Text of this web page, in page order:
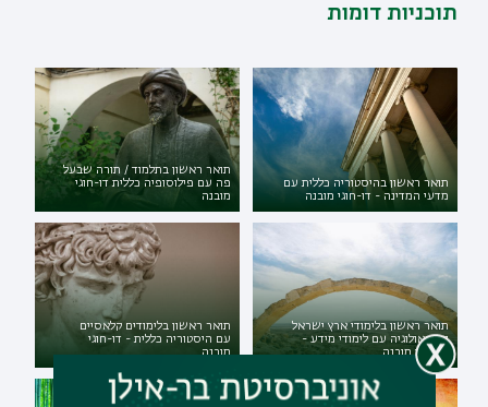
תוכניות דומות
תואר ראשון בהיסטוריה כללית עם
מדעי המדינה - דו-חוגי מובנה
תואר ראשון בתלמוד / תורה שבעל
פה עם פילוסופיה כללית דו-חוגי
מובנה
תואר ראשון בלימודי ארץ ישראל
וארכאולוגיה עם לימודי מידע -
דו-חוגי מובנה
תואר ראשון בלימודים קלאסיים
עם היסטוריה כללית - דו-חוגי
מובנה